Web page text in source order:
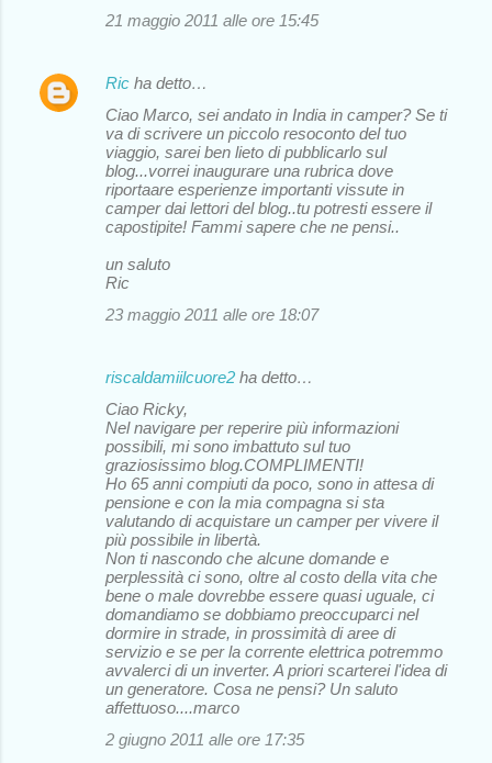
21 maggio 2011 alle ore 15:45
Ric ha detto…
Ciao Marco, sei andato in India in camper? Se ti
va di scrivere un piccolo resoconto del tuo
viaggio, sarei ben lieto di pubblicarlo sul
blog...vorrei inaugurare una rubrica dove
riportaare esperienze importanti vissute in
camper dai lettori del blog..tu potresti essere il
capostipite! Fammi sapere che ne pensi..
un saluto
Ric
23 maggio 2011 alle ore 18:07
riscaldamiilcuore2 ha detto…
Ciao Ricky,
Nel navigare per reperire più informazioni
possibili, mi sono imbattuto sul tuo
graziosissimo blog.COMPLIMENTI!
Ho 65 anni compiuti da poco, sono in attesa di
pensione e con la mia compagna si sta
valutando di acquistare un camper per vivere il
più possibile in libertà.
Non ti nascondo che alcune domande e
perplessità ci sono, oltre al costo della vita che
bene o male dovrebbe essere quasi uguale, ci
domandiamo se dobbiamo preoccuparci nel
dormire in strade, in prossimità di aree di
servizio e se per la corrente elettrica potremmo
avvalerci di un inverter. A priori scarterei l'idea di
un generatore. Cosa ne pensi? Un saluto
affettuoso....marco
2 giugno 2011 alle ore 17:35